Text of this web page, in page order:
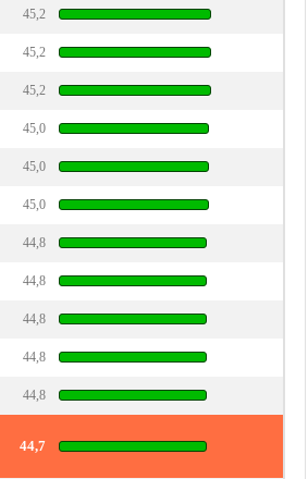
45,2
45,2
45,2
45,0
45,0
45,0
44,8
44,8
44,8
44,8
44,8
44,7